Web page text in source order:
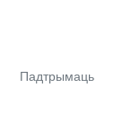
Падтрымаць